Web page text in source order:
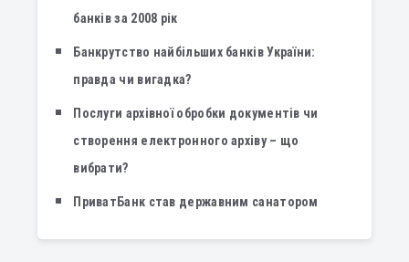
банків за 2008 рік
Банкрутство найбільших банків України:
правда чи вигадка?
Послуги архівної обробки документів чи
створення електронного архіву – що
вибрати?
ПриватБанк став державним санатором